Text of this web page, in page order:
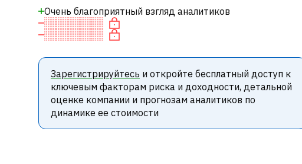
Очень благоприятный взгляд аналитиков
Зарегистрируйтесь и откройте бесплатный доступ к
ключевым факторам риска и доходности, детальной
оценке компании и прогнозам аналитиков по
динамике ее стоимости